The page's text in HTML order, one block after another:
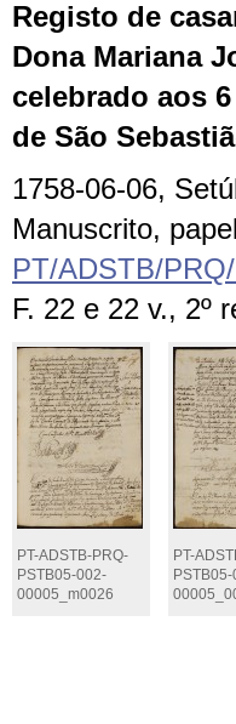
Registo de
Dona Mariana
celebrado aos
de São
1758-06-06,
Manuscrito,
PT/ADSTB/
F. 22 e 22 v., 2º
PT-ADSTB-PRQ-
PSTB05-002-
00005_m0026
PT-